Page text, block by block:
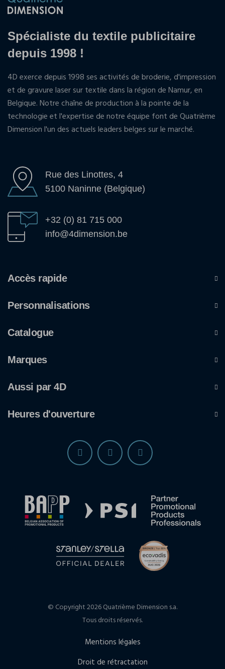
Spécialiste du textile publicitaire
depuis 1998 !
4D exerce depuis 1998 ses activités de broderie, d'impression
et de gravure laser sur textile dans la région de Namur, en
Belgique. Notre chaîne de production à la pointe de la
technologie et l'expertise de notre équipe font de Quatrième
Dimension l'un des actuels leaders belges sur le marché.
Rue des Linottes, 4
5100 Naninne (Belgique)
+32 (0) 81 715 000
info@4dimension.be
Accès rapide
Personnalisations
Catalogue
Marques
Aussi par 4D
Heures d'ouverture
© Copyright 2026 Quatrième Dimension s.a.
Tous droits réservés.
Mentions légales
Droit de rétractation